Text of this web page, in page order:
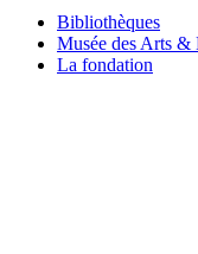
Bibliothèques
Musée des Arts &
La fondation